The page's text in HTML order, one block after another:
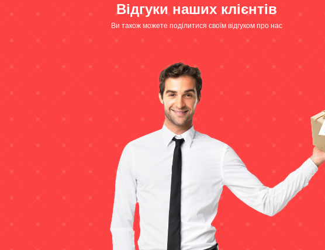
Відгуки наших клієнтів
Ви також можете поділитися своїм відгуком про нас